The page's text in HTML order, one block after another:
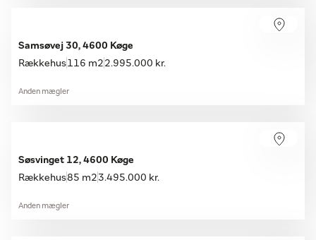
Samsøvej 30, 4600 Køge
Rækkehus116 m2 2.995.000 kr.
Anden mægler
Søsvinget 12, 4600 Køge
Rækkehus85 m2 3.495.000 kr.
Anden mægler